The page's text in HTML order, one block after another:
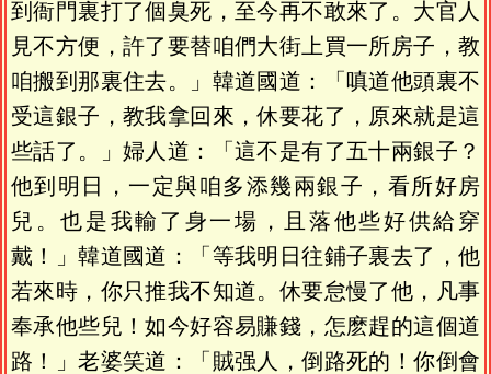
到衙門裏打了個臭死，至今再不敢來了。大官人
見不方便，許了要替咱們大街上買一所房子，教
咱搬到那裏住去。」韓道國道：「嗔道他頭裏不
受這銀子，教我拿回來，休要花了，原來就是這
些話了。」婦人道：「這不是有了五十兩銀子？
他到明日，一定與咱多添幾兩銀子，看所好房
兒。也是我輸了身一場，且落他些好供給穿
戴！」韓道國道：「等我明日往鋪子裏去了，他
若來時，你只推我不知道。休要怠慢了他，凡事
奉承他些兒！如今好容易賺錢，怎麽趕的這個道
路！」老婆笑道：「賊强人，倒路死的！你倒會